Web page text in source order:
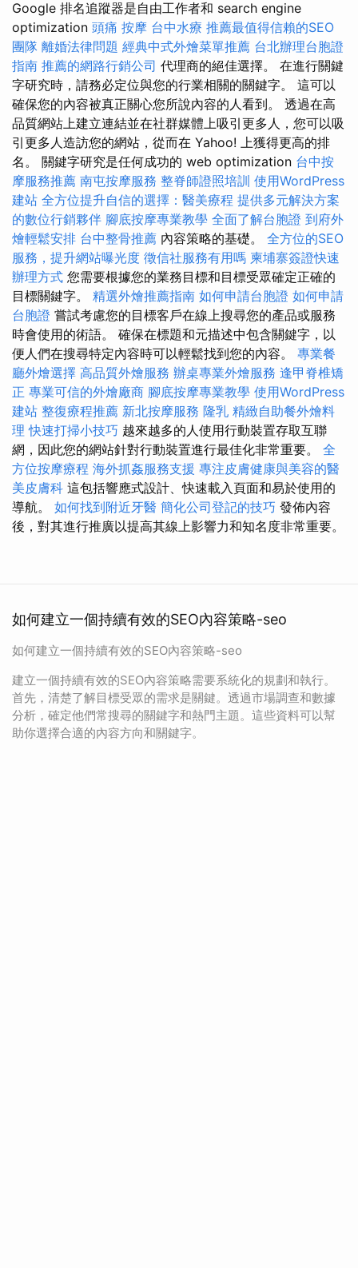
Google 排名追蹤器是自由工作者和 search engine
optimization 頭痛 按摩 台中水療 推薦最值得信賴的SEO
團隊 離婚法律問題 經典中式外燴菜單推薦 台北辦理台胞證
指南 推薦的網路行銷公司 代理商的絕佳選擇。 在進行關鍵
字研究時，請務必定位與您的行業相關的關鍵字。 這可以
確保您的內容被真正關心您所說內容的人看到。 透過在高
品質網站上建立連結並在社群媒體上吸引更多人，您可以吸
引更多人造訪您的網站，從而在 Yahoo! 上獲得更高的排
名。 關鍵字研究是任何成功的 web optimization 台中按
摩服務推薦 南屯按摩服務 整脊師證照培訓 使用WordPress
建站 全方位提升自信的選擇：醫美療程 提供多元解決方案
的數位行銷夥伴 腳底按摩專業教學 全面了解台胞證 到府外
燴輕鬆安排 台中整骨推薦 內容策略的基礎。 全方位的SEO
服務，提升網站曝光度 徵信社服務有用嗎 柬埔寨簽證快速
辦理方式 您需要根據您的業務目標和目標受眾確定正確的
目標關鍵字。 精選外燴推薦指南 如何申請台胞證 如何申請
台胞證 嘗試考慮您的目標客戶在線上搜尋您的產品或服務
時會使用的術語。 確保在標題和元描述中包含關鍵字，以
便人們在搜尋特定內容時可以輕鬆找到您的內容。 專業餐
廳外燴選擇 高品質外燴服務 辦桌專業外燴服務 逢甲脊椎矯
正 專業可信的外燴廠商 腳底按摩專業教學 使用WordPress
建站 整復療程推薦 新北按摩服務 隆乳 精緻自助餐外燴料
理快速打掃小技巧 越來越多的人使用行動裝置存取互聯
網，因此您的網站針對行動裝置進行最佳化非常重要。 全
方位按摩療程 海外抓姦服務支援 專注皮膚健康與美容的醫
美皮膚科 這包括響應式設計、快速載入頁面和易於使用的
導航。 如何找到附近牙醫 簡化公司登記的技巧 發佈內容
後，對其進行推廣以提高其線上影響力和知名度非常重要。
如何建立一個持續有效的SEO內容策略-seo
如何建立一個持續有效的SEO內容策略-seo
建立一個持續有效的SEO內容策略需要系統化的規劃和執行。
首先，清楚了解目標受眾的需求是關鍵。透過市場調查和數據
分析，確定他們常搜尋的關鍵字和熱門主題。這些資料可以幫
助你選擇合適的內容方向和關鍵字。